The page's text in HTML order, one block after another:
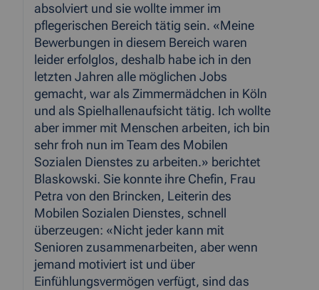
absolviert und sie wollte immer im
pflegerischen Bereich tätig sein. «Meine
Bewerbungen in diesem Bereich waren
leider erfolglos, deshalb habe ich in den
letzten Jahren alle möglichen Jobs
gemacht, war als Zimmermädchen in Köln
und als Spielhallenaufsicht tätig. Ich wollte
aber immer mit Menschen arbeiten, ich bin
sehr froh nun im Team des Mobilen
Sozialen Dienstes zu arbeiten.» berichtet
Blaskowski. Sie konnte ihre Chefin, Frau
Petra von den Brincken, Leiterin des
Mobilen Sozialen Dienstes, schnell
überzeugen: «Nicht jeder kann mit
Senioren zusammenarbeiten, aber wenn
jemand motiviert ist und über
Einfühlungsvermögen verfügt, sind das